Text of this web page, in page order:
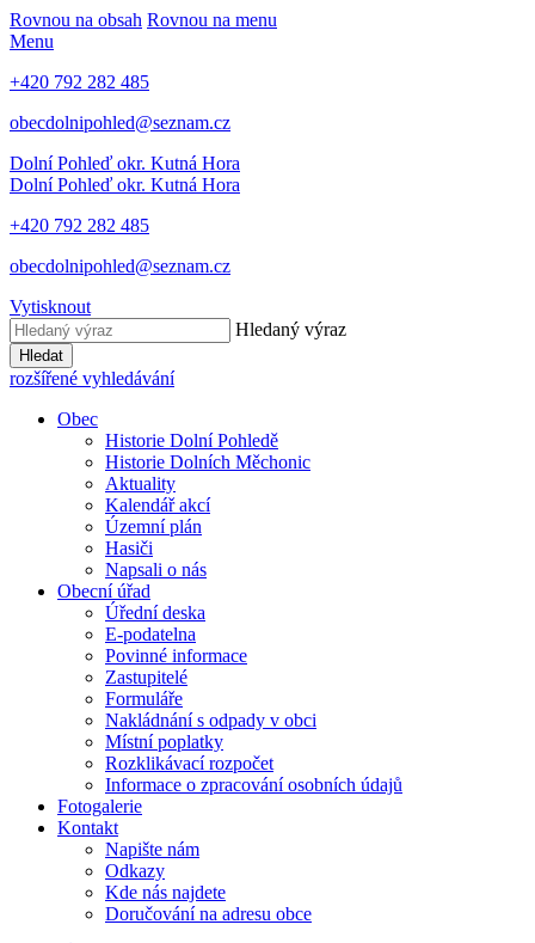
Rovnou na obsah Rovnou na menu
Menu
+420 792 282 485
obecdolnipohled@seznam.cz
Dolní Pohleď okr. Kutná Hora
Dolní Pohleď okr. Kutná Hora
+420 792 282 485
obecdolnipohled@seznam.cz
Vytisknout
Hledaný výraz
Hledat
rozšířené vyhledávání
Obec
Historie Dolní Pohledě
Historie Dolních Měchonic
Aktuality
Kalendář akcí
Územní plán
Hasiči
Napsali o nás
Obecní úřad
Úřední deska
E-podatelna
Povinné informace
Zastupitelé
Formuláře
Nakládnání s odpady v obci
Místní poplatky
Rozklikávací rozpočet
Informace o zpracování osobních údajů
Fotogalerie
Kontakt
Napište nám
Odkazy
Kde nás najdete
Doručování na adresu obce